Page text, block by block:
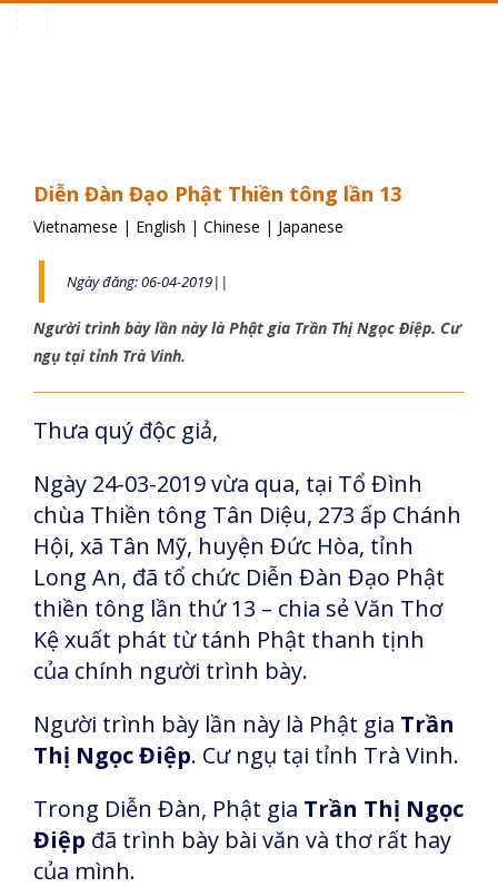
Diễn Đàn Đạo Phật Thiền tông lần 13
Vietnamese | English | Chinese | Japanese
Ngày đăng: 06-04-2019||
Người trình bày lần này là Phật gia Trần Thị Ngọc Điệp. Cư
ngụ tại tỉnh Trà Vinh.
Thưa quý độc giả,
Ngày 24-03-2019 vừa qua, tại Tổ Đình
chùa Thiền tông Tân Diệu, 273 ấp Chánh
Hội, xã Tân Mỹ, huyện Đức Hòa, tỉnh
Long An, đã tổ chức Diễn Đàn Đạo Phật
thiền tông lần thứ 13 – chia sẻ Văn Thơ
Kệ xuất phát từ tánh Phật thanh tịnh
của chính người trình bày.
Người trình bày lần này là Phật gia Trần
Thị Ngọc Điệp. Cư ngụ tại tỉnh Trà Vinh.
Trong Diễn Đàn, Phật gia Trần Thị Ngọc
Điệp đã trình bày bài văn và thơ rất hay
của mình.